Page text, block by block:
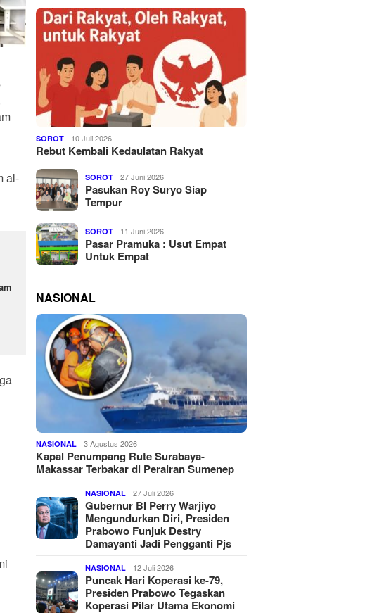
al-
SOROT 10 Juli 2026
Rebut Kembali Kedaulatan Rakyat
SOROT 27 Juni 2026
Pasukan Roy Suryo Siap
Tempur
SOROT 11 Juni 2026
Pasar Pramuka : Usut Empat
Untuk Empat
NASIONAL
NASIONAL 3 Agustus 2026
Kapal Penumpang Rute Surabaya-
Makassar Terbakar di Perairan Sumenep
NASIONAL 27 Juli 2026
Gubernur BI Perry Warjiyo
Mengundurkan Diri, Presiden
Prabowo Funjuk Destry
Damayanti Jadi Pengganti Pjs
NASIONAL 12 Juli 2026
Puncak Hari Koperasi ke-79,
Presiden Prabowo Tegaskan
Koperasi Pilar Utama Ekonomi